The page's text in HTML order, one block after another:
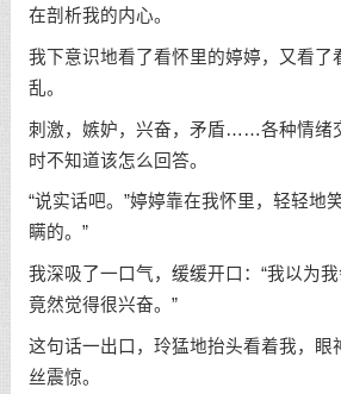
在剖析我的内心。
我下意识地看了看怀里的婷婷，又看了
乱。
刺激，嫉妒，兴奋，矛盾……各种情绪
时不知道该怎么回答。
“说实话吧。”婷婷靠在我怀里，轻轻地
瞒的。”
我深吸了一口气，缓缓开口：“我以为
竟然觉得很兴奋。”
这句话一出口，玲猛地抬头看着我，眼
丝震惊。